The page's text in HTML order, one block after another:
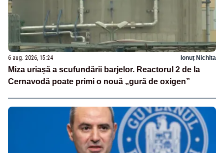
6 aug. 2026, 15:24 Ionuț Nichita
Miza uriașă a scufundării barjelor. Reactorul 2 de la
Cernavodă poate primi o nouă „gură de oxigen”